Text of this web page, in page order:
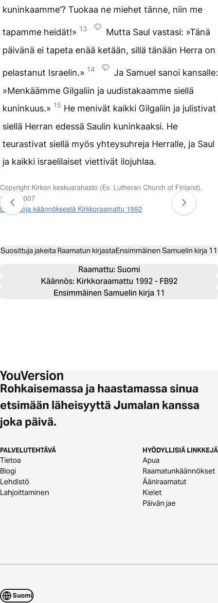
kuninkaamme’? Tuokaa ne miehet tänne, niin me
tapamme heidät!» 13
Mutta Saul vastasi: »Tänä
päivänä ei tapeta enää ketään, sillä tänään Herra on
pelastanut Israelin.» 14
Ja Samuel sanoi kansalle:
»Menkäämme Gilgaliin ja uudistakaamme siellä
kuninkuus.» 15 He menivät kaikki Gilgaliin ja julistivat
siellä Herran edessä Saulin kuninkaaksi. He
teurastivat siellä myös yhteysuhreja Herralle, ja Saul
ja kaikki israelilaiset viettivät ilojuhlaa.
Copyright Kirkon keskusrahasto (Ev. Lutheran Church of Finland),
1992, 2007
Lisätietoja käännöksestä Kirkkoraamattu 1992
Suosittuja jakeita Raamatun kirjastaEnsimmäinen Samuelin kirja 11
Raamattu: Suomi
Käännös: Kirkkoraamattu 1992 - FB92
Ensimmäinen Samuelin kirja 11
Rohkaisemassa ja haastamassa sinua
etsimään läheisyyttä Jumalan kanssa
joka päivä.
PALVELUTEHTÄVÄ
Tietoa
Blogi
Lehdistö
Lahjoittaminen
HYÖDYLLISIÄ LINKKEJÄ
Apua
Raamatunkäännökset
Ääniraamatut
Kielet
Päivän jae
Suomi